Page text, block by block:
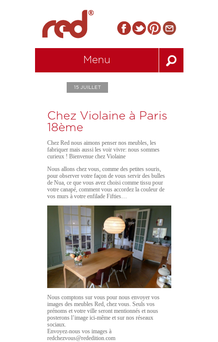
Menu
15 JUILLET
Chez Violaine à Paris
18ème
Chez Red nous aimons penser nos meubles, les
fabriquer mais aussi les voir vivre: nous sommes
curieux ! Bienvenue chez Violaine
Nous allons chez vous, comme des petites souris,
pour observer votre façon de vous servir des bulles
de Nua, ce que vous avez choisi comme tissu pour
votre canapé, comment vous accordez la couleur de
vos murs à votre enfilade Fifties…
Nous comptons sur vous pour nous envoyer vos
images des meubles Red, chez vous. Seuls vos
prénoms et votre ville seront mentionnés et nous
posterons l’image ici-même et sur nos réseaux
sociaux.
Envoyez-nous vos images à
redchezvous@rededition.com